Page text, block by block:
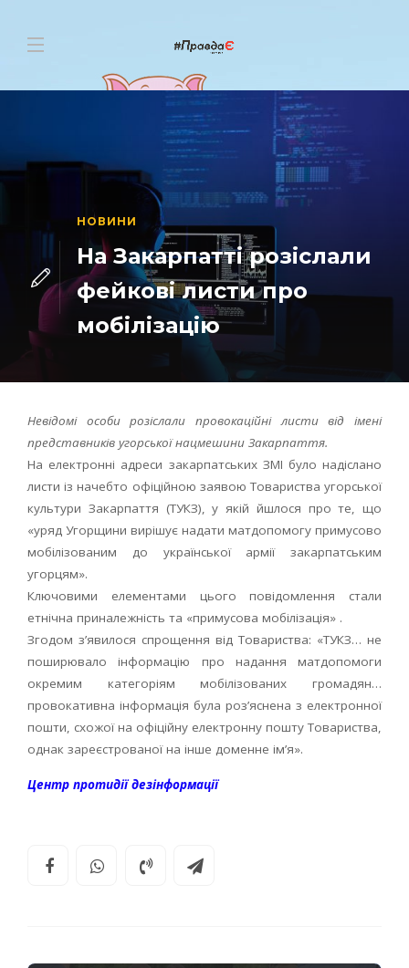
НОВИНИ
На Закарпатті розіслали
фейкові листи про
мобілізацію
Невідомі особи розіслали провокаційні листи від імені
представників угорської нацмешини Закарпаття.
На електронні адреси закарпатських ЗМІ було надіслано
листи із начебто офіційною заявою Товариства угорської
культури Закарпаття (ТУКЗ), у якій йшлося про те, що
«уряд Угорщини вирішує надати матдопомогу примусово
мобілізованим до української армії закарпатським
угорцям».
Ключовими елементами цього повідомлення стали
етнічна приналежність та «примусова мобілізація» .
Згодом з’явилося спрощення від Товариства: «ТУКЗ… не
поширювало інформацію про надання матдопомоги
окремим категоріям мобілізованих громадян…
провокативна інформація була роз’яснена з електронної
пошти, схожої на офіційну електронну пошту Товариства,
однак зареєстрованої на інше доменне ім’я».
Центр протидії дезінформації